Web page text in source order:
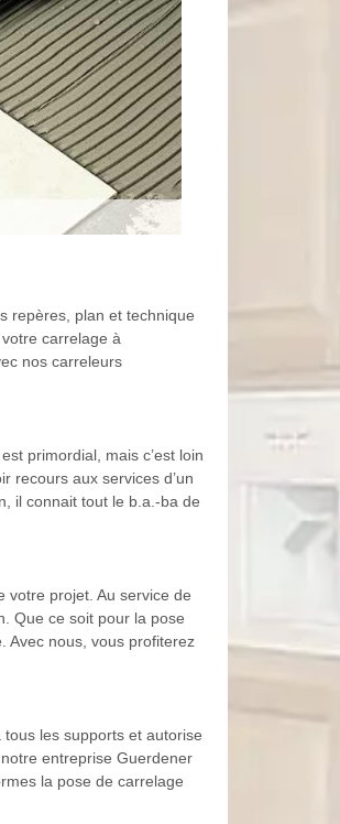
repères, plan et technique
carrelage à
nos carreleurs
primordial, mais c’est loin
recours aux services d’un
il connait tout le b.a.-ba de
votre projet. Au service de
Que ce soit pour la pose
Avec nous, vous profiterez
les supports et autorise
entreprise Guerdener
la pose de carrelage